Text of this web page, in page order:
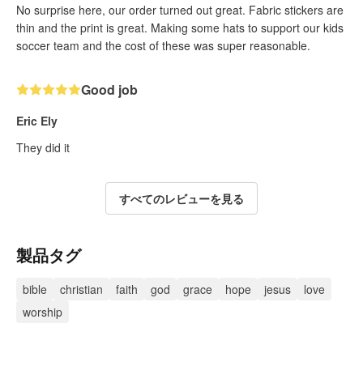
No surprise here, our order turned out great. Fabric stickers are
thin and the print is great. Making some hats to support our kids
soccer team and the cost of these was super reasonable.
Good job
Eric Ely
They did it
すべてのレビューを見る
製品タグ
bible christian faith god grace hope jesus
love
worship